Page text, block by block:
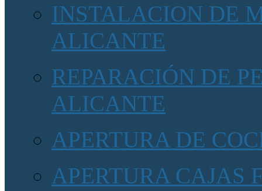
INSTALACION DE
ALICANTE
REPARACIÓN DE
ALICANTE
APERTURA DE
APERTURA CAJAS